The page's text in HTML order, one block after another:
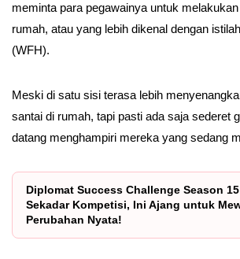
meminta para pegawainya untuk
rumah, atau yang lebih dikenal dengan
(WFH).
Meski di satu sisi terasa lebih
santai di rumah, tapi pasti ada saja sederet
datang menghampiri mereka yang sedang
Diplomat Success Challenge Season
Sekadar Kompetisi, Ini Ajang untuk
Perubahan Nyata!